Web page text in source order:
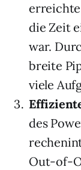
erreichte
die Zeit
war.
breite
viele
des
Out-of-